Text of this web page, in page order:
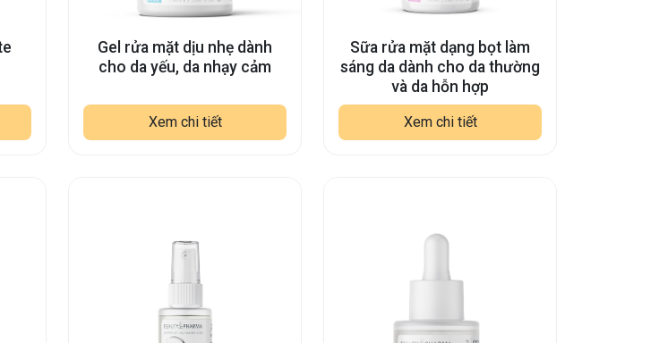
Gel rửa mặt dịu nhẹ dành
cho da yếu, da nhạy cảm
Xem chi tiết
Sữa rửa mặt dạng bọt làm
sáng da dành cho da thường
và da hỗn hợp
Xem chi tiết